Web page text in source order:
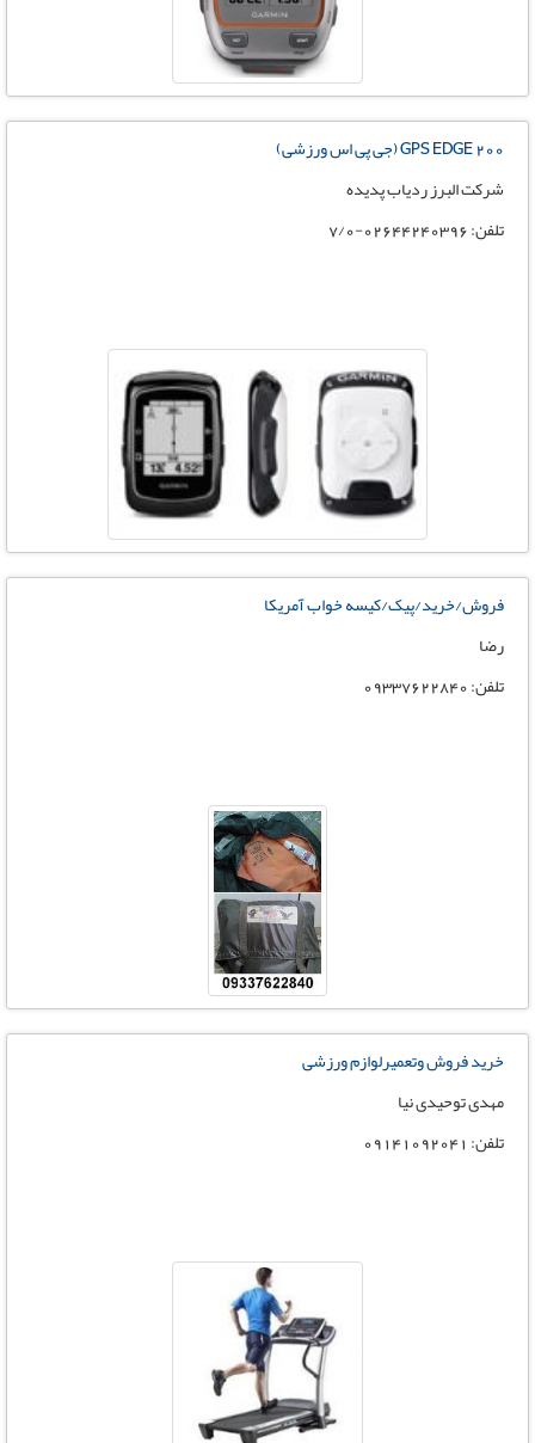
GPS EDGE 200 (جی پی اس ورزشی)
شرکت البرز ردیاب پدیده
تلفن: 02644240396-7/0
فروش/خرید/پیک/کیسه خواب آمریکا
رضا
تلفن: 09337622840
خرید فروش وتعمیرلوازم ورزشی
مهدی توحیدی نیا
تلفن: 09141092041